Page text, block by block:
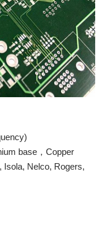
base，Copper
Isola, Nelco, Rogers,